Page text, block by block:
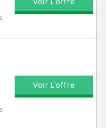
Voir L'offre